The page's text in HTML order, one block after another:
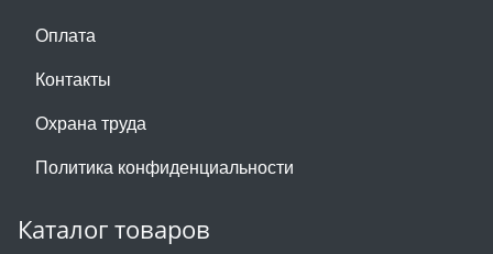
Оплата
Контакты
Охрана труда
Политика конфиденциальности
Каталог товаров